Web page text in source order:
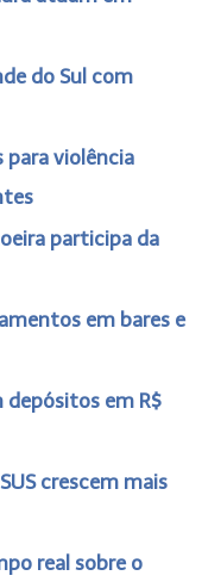
do Sul com
para violência
participa da
em bares e
depósitos em R$
crescem mais
real sobre o